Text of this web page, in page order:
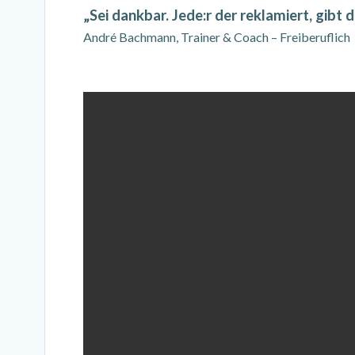
„Sei dankbar. Jede:r der reklamiert, gibt
André Bachmann, Trainer & Coach – Freiberuflich